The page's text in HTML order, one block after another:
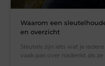
Waarom een
en overzicht
Sleutels zijn iets wat je
vaak pas over nadenkt als ze